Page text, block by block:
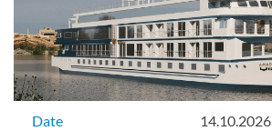
Date
14.10.2026